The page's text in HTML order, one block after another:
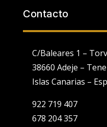
Contacto
C/Baleares 1 –
38660 Adeje –
Islas Canarias –
922 719 407
678 204 357